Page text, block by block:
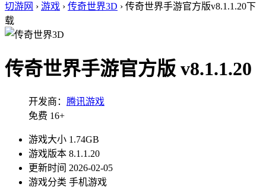
切游网 › 游戏 › 传奇世界3D › 传奇世界手游官方版v8.1.1.20下
载
传奇世界手游官方版 v8.1.1.20
开发商： 腾讯游戏
免费 16+
游戏大小 1.74GB
游戏版本 8.1.1.20
更新时间 2026-02-05
游戏分类 手机游戏